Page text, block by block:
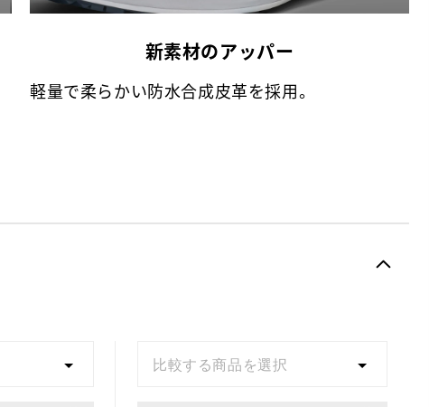
新素材のアッパー
軽量で柔らかい防水合成皮革を採用。
比較する商品を選択